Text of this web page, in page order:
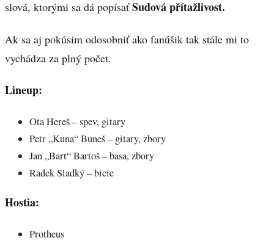
slová, ktorými sa dá popísaťSudová přítažlivost.
Ak sa aj pokúsim odosobniť ako fanúšik tak stále mi to
vychádza za plný počet.
Lineup:
Ota Hereš – spev, gitary
Petr „Kuna“ Buneš – gitary, zbory
Jan „Bart“ Bartoš – basa, zbory
Radek Sladký – bicie
Hostia:
Protheus